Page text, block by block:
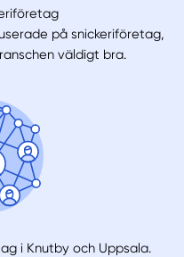
på snickeriföretag,
väldigt bra.
i Knutby och Uppsala.